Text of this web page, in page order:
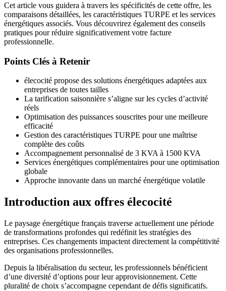
Cet article vous guidera à travers les spécificités de cette offre, les
comparaisons détaillées, les caractéristiques TURPE et les services
énergétiques associés. Vous découvrirez également des conseils
pratiques pour réduire significativement votre facture
professionnelle.
Points Clés à Retenir
élecocité propose des solutions énergétiques adaptées aux
entreprises de toutes tailles
La tarification saisonnière s’aligne sur les cycles d’activité
réels
Optimisation des puissances souscrites pour une meilleure
efficacité
Gestion des caractéristiques TURPE pour une maîtrise
complète des coûts
Accompagnement personnalisé de 3 KVA à 1500 KVA
Services énergétiques complémentaires pour une optimisation
globale
Approche innovante dans un marché énergétique volatile
Introduction aux offres élecocité
Le paysage énergétique français traverse actuellement une période
de transformations profondes qui redéfinit les stratégies des
entreprises. Ces changements impactent directement la compétitivité
des organisations professionnelles.
Depuis la libéralisation du secteur, les professionnels bénéficient
d’une diversité d’options pour leur approvisionnement. Cette
pluralité de choix s’accompagne cependant de défis significatifs.